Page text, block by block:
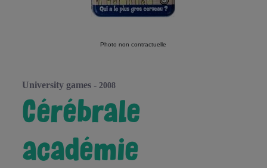
Photo non contractuelle
university games - 2008
cérébrale
académie